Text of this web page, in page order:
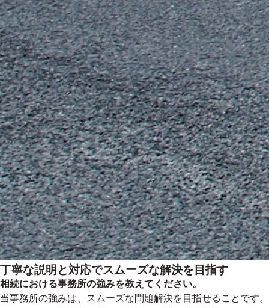
丁寧な説明と対応でスムーズな解決を目指す
相続における事務所の強みを教えてください。
当事務所の強みは、スムーズな問題解決を目指せることです。